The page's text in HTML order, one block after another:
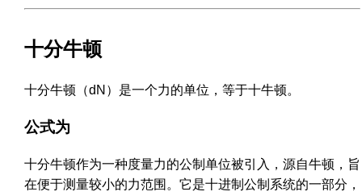
十分牛顿
十分牛顿（dN）是一个力的单位，等于十牛顿。
公式为
十分牛顿作为一种度量力的公制单位被引入，源自牛顿，旨
在便于测量较小的力范围。它是十进制公制系统的一部分，